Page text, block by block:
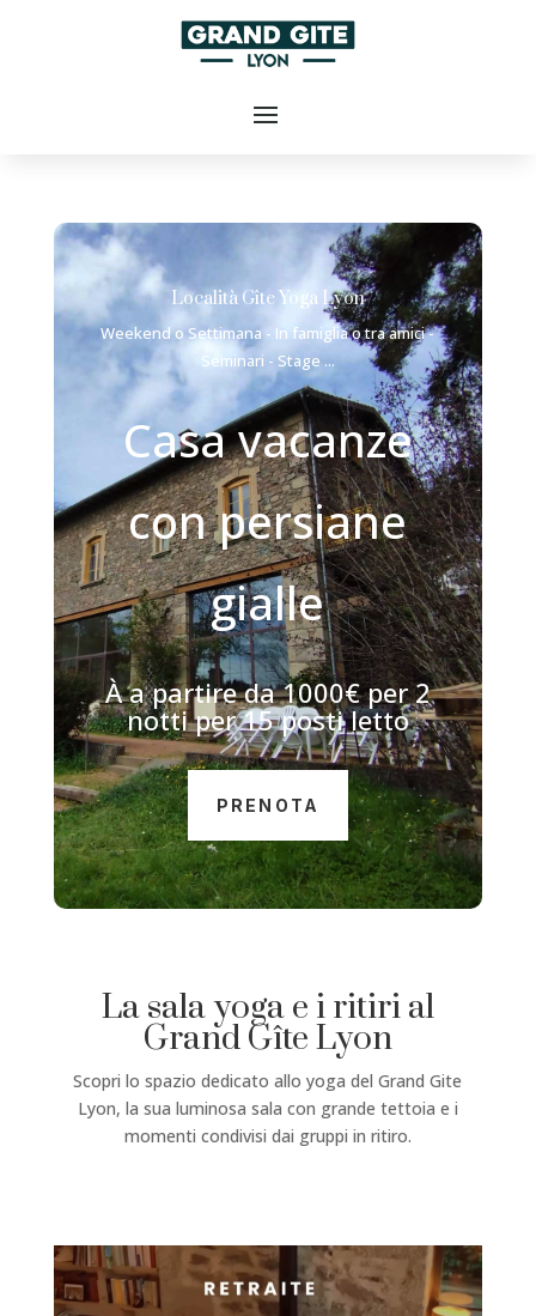
Località Gîte Yoga Lyon
Weekend o Settimana - In famiglia o tra amici -
Seminari - Stage ...
Casa vacanze
con persiane
gialle
Àa partire da 1000€ per 2
notti per 15 posti letto
PRENOTA
La sala yoga e i ritiri al
Grand Gîte Lyon
Scopri lo spazio dedicato allo yoga del Grand Gite
Lyon, la sua luminosa sala con grande tettoia e i
momenti condivisi dai gruppi in ritiro.